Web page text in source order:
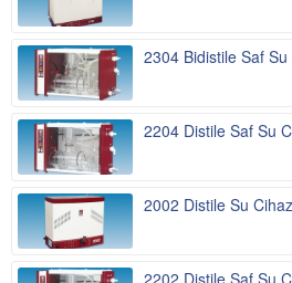
2304 Bidistile Saf Su
2204 Distile Saf Su
2002 Distile Su
2202 Distile Saf Su